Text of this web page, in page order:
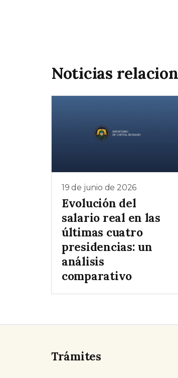
Noticias
19 de junio de 2026
Evolución del
salario real en las
últimas cuatro
presidencias: un
análisis
comparativo
Trámites